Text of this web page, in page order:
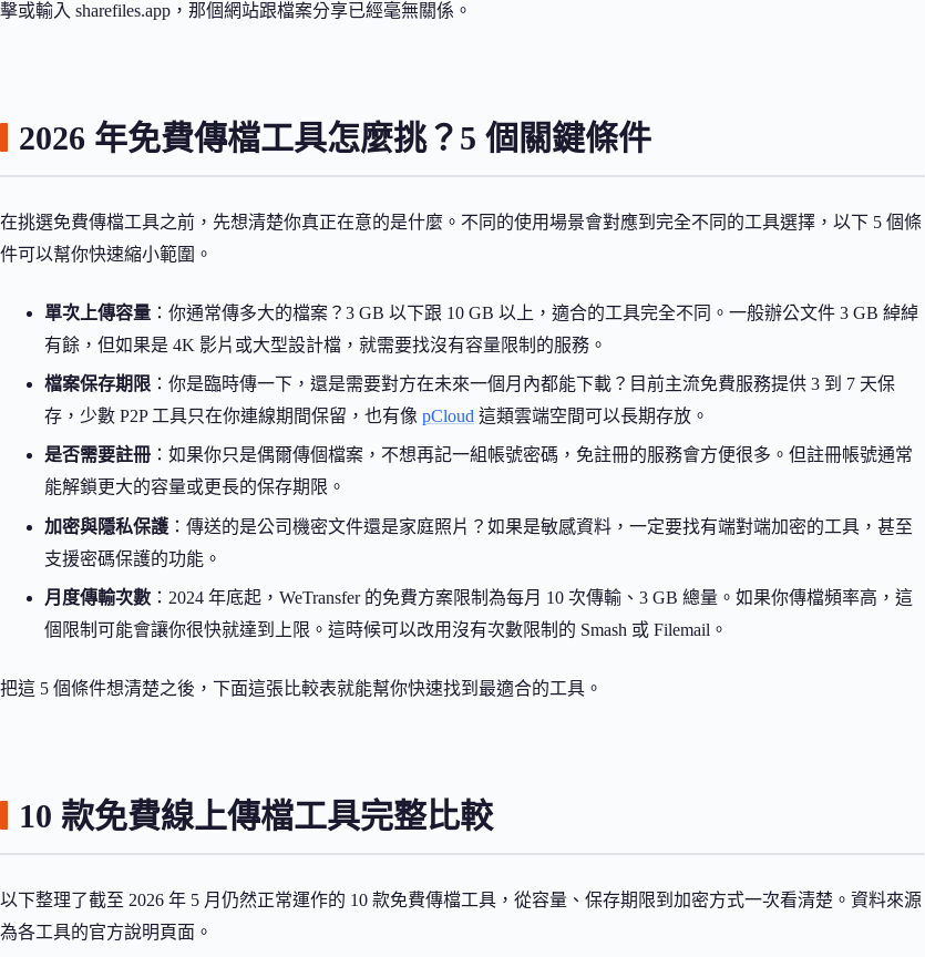
擊或輸入 sharefiles.app，那個網站跟檔案分享已經毫無關係。
2026 年免費傳檔工具怎麼挑？5 個關鍵條件
在挑選免費傳檔工具之前，先想清楚你真正在意的是什麼。不同的使用場景會對應到完全不同的工具選擇，以下 5 個條
件可以幫你快速縮小範圍。
單次上傳容量 ：你通常傳多大的檔案？3 GB 以下跟 10 GB 以上，適合的工具完全不同。一般辦公文件 3 GB 綽綽
有餘，但如果是 4K 影片或大型設計檔，就需要找沒有容量限制的服務。
檔案保存期限 ：你是臨時傳一下，還是需要對方在未來一個月內都能下載？目前主流免費服務提供 3 到 7 天保
存，少數 P2P 工具只在你連線期間保留，也有像 pCloud 這類雲端空間可以長期存放。
是否需要註冊 ：如果你只是偶爾傳個檔案，不想再記一組帳號密碼，免註冊的服務會方便很多。但註冊帳號通常
能解鎖更大的容量或更長的保存期限。
加密與隱私保護 ：傳送的是公司機密文件還是家庭照片？如果是敏感資料，一定要找有端對端加密的工具，甚至
支援密碼保護的功能。
月度傳輸次數 ：2024 年底起，WeTransfer 的免費方案限制為每月 10 次傳輸、3 GB 總量。如果你傳檔頻率高，這
個限制可能會讓你很快就達到上限。這時候可以改用沒有次數限制的 Smash 或 Filemail。
把這 5 個條件想清楚之後，下面這張比較表就能幫你快速找到最適合的工具。
10 款免費線上傳檔工具完整比較
以下整理了截至 2026 年 5 月仍然正常運作的 10 款免費傳檔工具，從容量、保存期限到加密方式一次看清楚。資料來源
為各工具的官方說明頁面。